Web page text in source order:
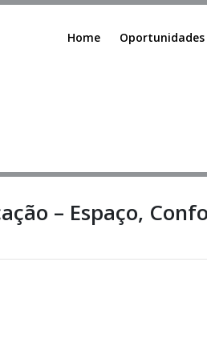
Home Oportunidades
– Espaço,